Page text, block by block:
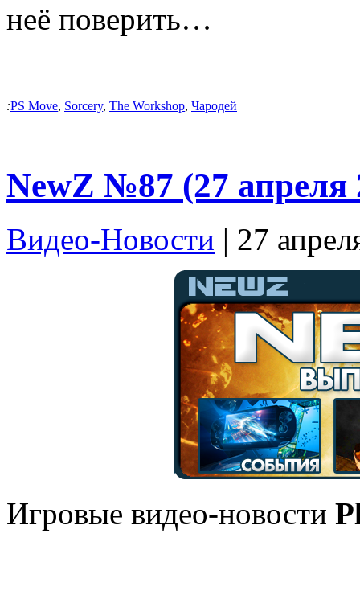
неё поверить…
:PS Move, Sorcery, The Workshop, Чародей
NewZ №87 (27 апреля
Видео-Новости | 27
Игровые видео-новости